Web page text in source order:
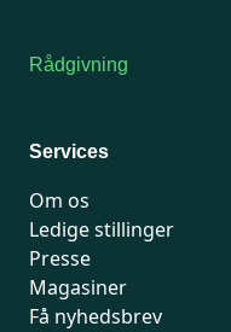
Rådgivning
Services
Om os
Ledige stillinger
Presse
Magasiner
Få nyhedsbrev